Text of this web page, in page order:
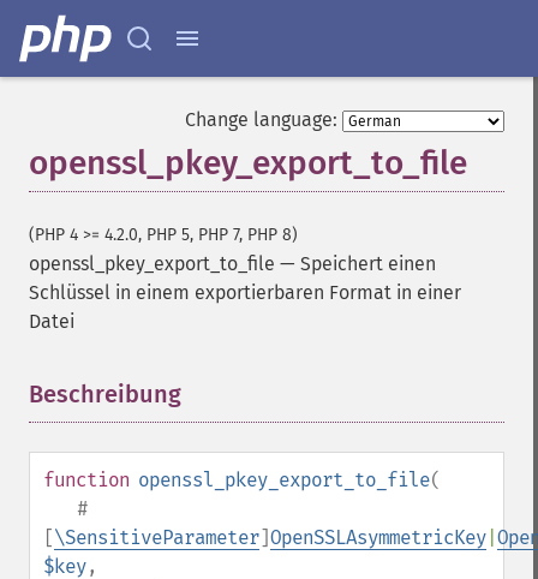
Change language:
openssl_pkey_export_to_file
(PHP 4 >= 4.2.0, PHP 5, PHP 7, PHP 8)
openssl_pkey_export_to_file — Speichert einen
Schlüssel in einem exportierbaren Format in einer
Datei
Beschreibung
function openssl_pkey_export_to_file(
#
[\SensitiveParameter]OpenSSLAsymmetricKey
$key,